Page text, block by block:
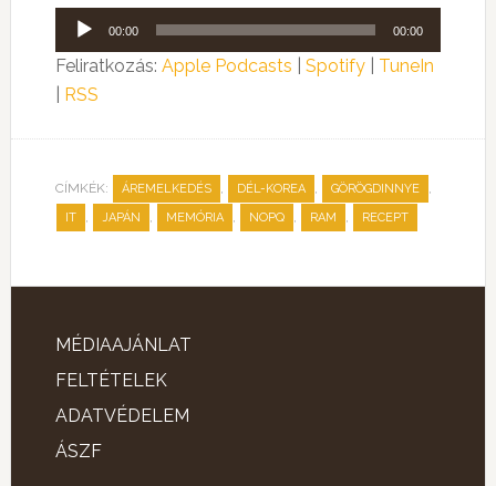
Audió
lejátszó
00:00 00:00
Feliratkozás: Apple Podcasts Spotify| TuneIn
RSS
CÍMKÉK: ÁREMELKEDÉS , DÉL-KOREA , GÖRÖGDINNYE ,
IT , JAPÁN , MEMÓRIA , NOPQ , RAM , RECEPT
MÉDIAAJÁNLAT
FELTÉTELEK
ADATVÉDELEM
ÁSZF